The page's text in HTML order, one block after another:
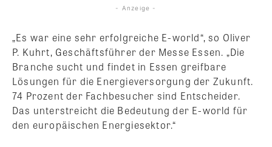
- Anzeige -
„Es war eine sehr erfolgreiche E-world“, so Oliver
P. Kuhrt, Geschäftsführer der Messe Essen. „Die
Branche sucht und findet in Essen greifbare
Lösungen für die Energieversorgung der Zukunft.
74 Prozent der Fachbesucher sind Entscheider.
Das unterstreicht die Bedeutung der E-world für
den europäischen Energiesektor.“